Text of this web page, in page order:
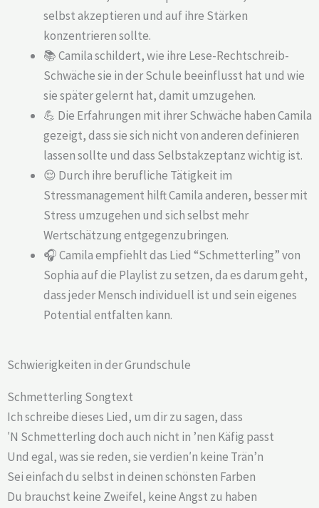
selbst akzeptieren und auf ihre Stärken
konzentrieren sollte.
📚 Camila schildert, wie ihre Lese-Rechtschreib-
Schwäche sie in der Schule beeinflusst hat und wie
sie später gelernt hat, damit umzugehen.
💪 Die Erfahrungen mit ihrer Schwäche haben Camila
gezeigt, dass sie sich nicht von anderen definieren
lassen sollte und dass Selbstakzeptanz wichtig ist.
😌 Durch ihre berufliche Tätigkeit im
Stressmanagement hilft Camila anderen, besser mit
Stress umzugehen und sich selbst mehr
Wertschätzung entgegenzubringen.
🎧 Camila empfiehlt das Lied “Schmetterling” von
Sophia auf die Playlist zu setzen, da es darum geht,
dass jeder Mensch individuell ist und sein eigenes
Potential entfalten kann.
Schwierigkeiten in der Grundschule
Schmetterling Songtext
Ich schreibe dieses Lied, um dir zu sagen, dass
′N Schmetterling doch auch nicht in ’nen Käfig passt
Und egal, was sie reden, sie verdien′n keine Trän’n
Sei einfach du selbst in deinen schönsten Farben
Du brauchst keine Zweifel, keine Angst zu haben